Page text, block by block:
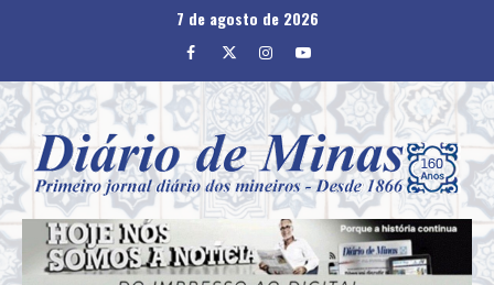
7 de agosto de 2026
Facebook
TwitterInstagram
Youtube